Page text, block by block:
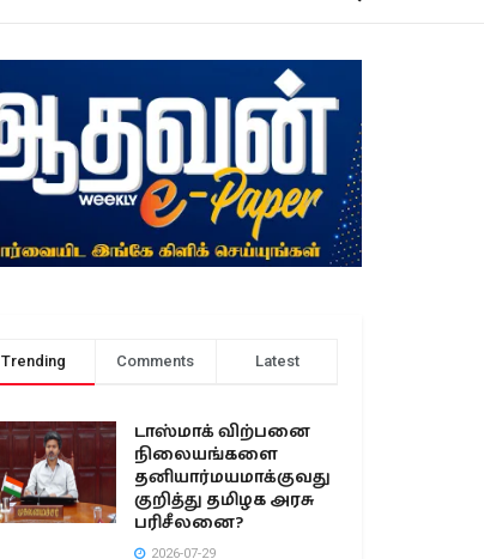
Trending Comments Latest
டாஸ்மாக் விற்பனை
நிலையங்களை
தனியார்மயமாக்குவது
குறித்து தமிழக அரசு
பரிசீலனை?
2026-07-29